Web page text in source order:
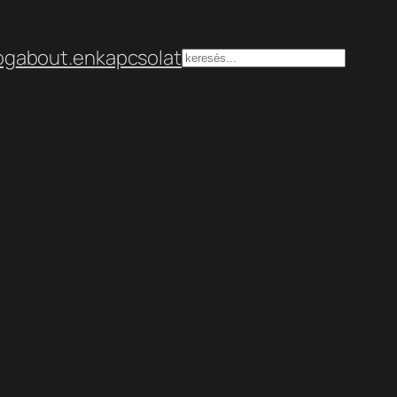
about.enkapcsolatKeresés